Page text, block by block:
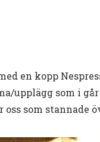
en kopp
upplägg som i
oss som